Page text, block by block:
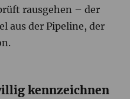
rausgehen – der
aus der Pipeline, der
kennzeichnen